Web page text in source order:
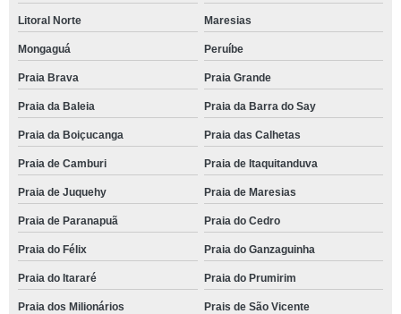
Litoral Norte Maresias
Mongaguá Peruíbe
Praia Brava Praia Grande
Praia da Baleia Praia da Barra do Say
Praia da Boiçucanga Praia das Calhetas
Praia de Camburi Praia de Itaquitanduva
Praia de Juquehy Praia de Maresias
Praia de Paranapuã Praia do Cedro
Praia do Félix Praia do Ganzaguinha
Praia do Itararé Praia do Prumirim
Praia dos Milionários Prais de São Vicente